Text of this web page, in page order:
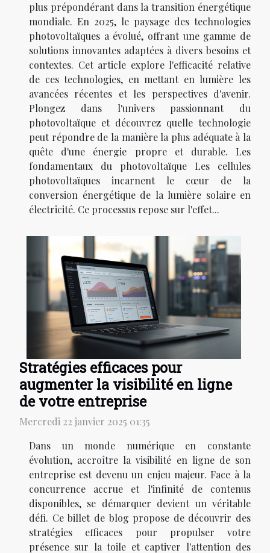
plus prépondérant dans la transition énergétique
mondiale. En 2025, le paysage des technologies
photovoltaïques a évolué, offrant une gamme de
solutions innovantes adaptées à divers besoins et
contextes. Cet article explore l'efficacité relative
de ces technologies, en mettant en lumière les
avancées récentes et les perspectives d'avenir.
Plongez dans l'univers passionnant du
photovoltaïque et découvrez quelle technologie
peut répondre de la manière la plus adéquate à la
quête d'une énergie propre et durable. Les
fondamentaux du photovoltaïque Les cellules
photovoltaïques incarnent le cœur de la
conversion énergétique de la lumière solaire en
électricité. Ce processus repose sur l'effet...
Stratégies efficaces pour
augmenter la visibilité en ligne
de votre entreprise
Mercredi 22 janvier 2025 01:35
Dans un monde numérique en constante
évolution, accroître la visibilité en ligne de son
entreprise est devenu un enjeu majeur. Face à la
concurrence accrue et l'infinité de contenus
disponibles, se démarquer devient un véritable
défi. Ce billet de blog propose de découvrir des
stratégies efficaces pour propulser votre
présence sur la toile et captiver l'attention des